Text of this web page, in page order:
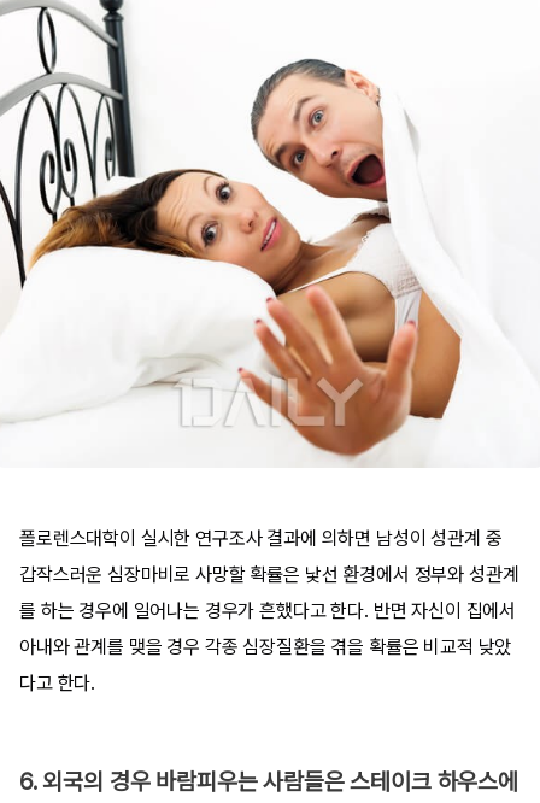
폴로렌스대학이 실시한 연구조사 결과에 의하면 남성이 성관계 중
갑작스러운 심장마비로 사망할 확률은 낯선 환경에서 정부와 성관계
를 하는 경우에 일어나는 경우가 흔했다고 한다. 반면 자신이 집에서
아내와 관계를 맺을 경우 각종 심장질환을 겪을 확률은 비교적 낮았
다고 한다.
6. 외국의 경우 바람피우는 사람들은 스테이크 하우스에